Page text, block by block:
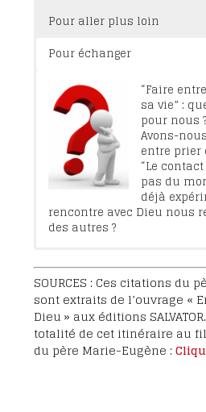
Pour aller plus loin
Pour échanger
Dieu, je
volonté”
Il le redit
avec tout
Il sent le
longuement ; de faire
de lui-même encore une
parce que c’est l’acte
Voilà toute la vie de Notre-
intérieure profonde
comment vous avez
comprendre l’importance
de la prière.
Marc 3, 13-
Prière et
Dieu,
379-382.
Le saint, unifié par l’amour
Éditions du Carmel, p.
“Faire
sa vie” :
pour nous ?
Avons-
entre prier
“Le
pas du
déjà
rencontre avec Dieu nous
des autres ?
SOURCES : Ces citations du
sont extraits de l’ouvrage «
Dieu » aux éditions
totalité de cet itinéraire au
du père Marie-Eugène :